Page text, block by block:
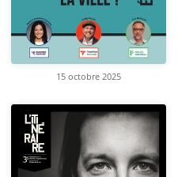
15 octobre 2025